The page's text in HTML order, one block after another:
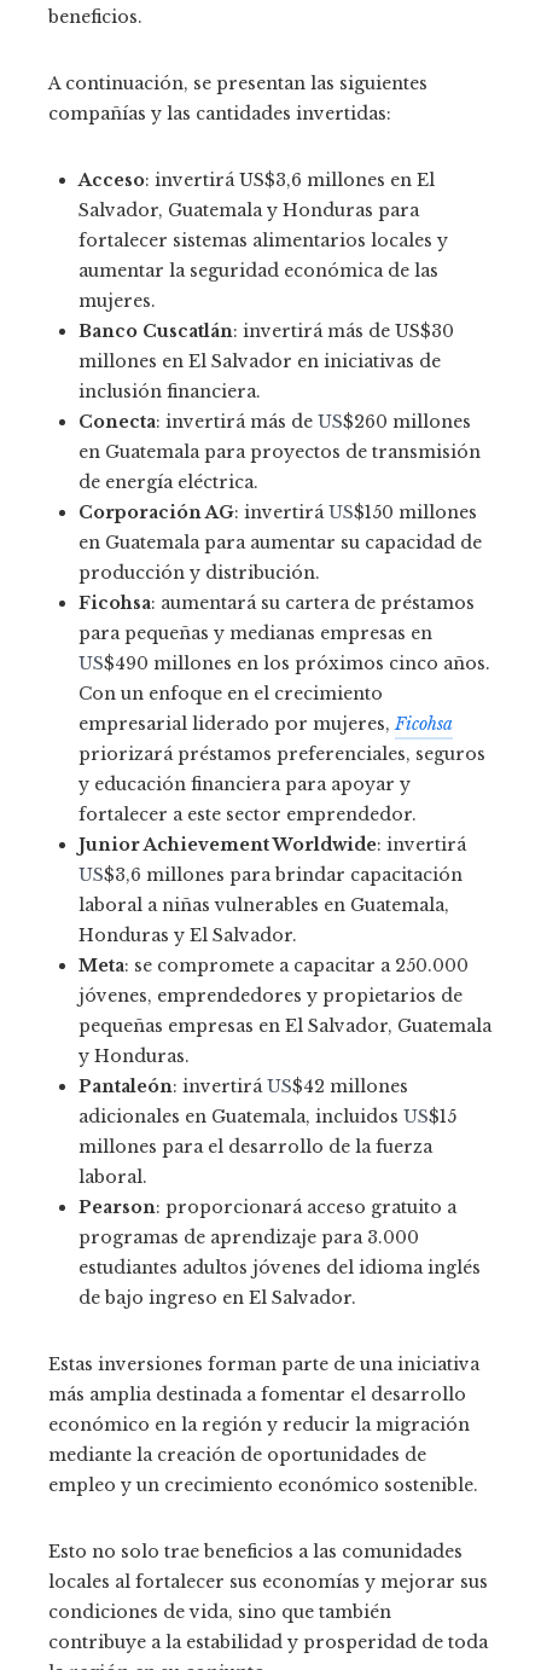
beneficios.
A continuación, se presentan las siguientes
compañías y las cantidades invertidas:
Acceso: invertirá US$3,6 millones en El
Salvador, Guatemala y Honduras para
fortalecer sistemas alimentarios locales y
aumentar la seguridad económica de las
mujeres.
Banco Cuscatlán: invertirá más de US$30
millones en El Salvador en iniciativas de
inclusión financiera.
Conecta: invertirá más de US$260 millones
en Guatemala para proyectos de transmisión
de energía eléctrica.
Corporación AG: invertiráUS$150 millones
en Guatemala para aumentar su capacidad de
producción y distribución.
Ficohsa: aumentará su cartera de préstamos
para pequeñas y medianas empresas en
US$490 millones en los próximos cinco años.
Con un enfoque en el crecimiento
empresarial liderado por mujeres,Ficohsa
priorizará préstamos preferenciales, seguros
y educación financiera para apoyar y
fortalecer a este sector emprendedor.
Junior Achievement Worldwide: invertirá
US$3,6 millones para brindar capacitación
laboral a niñas vulnerables en Guatemala,
Honduras y El Salvador.
Meta: se compromete a capacitar a 250.000
jóvenes, emprendedores y propietarios de
pequeñas empresas en El Salvador, Guatemala
y Honduras.
Pantaleón: invertiráUS$42 millones
adicionales en Guatemala, incluidos US$15
millones para el desarrollo de la fuerza
laboral.
Pearson: proporcionará acceso gratuito a
programas de aprendizaje para 3.000
estudiantes adultos jóvenes del idioma inglés
de bajo ingreso en El Salvador.
Estas inversiones forman parte de una iniciativa
más amplia destinada a fomentar el desarrollo
económico en la región y reducir la migración
mediante la creación de oportunidades de
empleo y un crecimiento económico sostenible.
Esto no solo trae beneficios a las comunidades
locales al fortalecer sus economías y mejorar sus
condiciones de vida, sino que también
contribuye a la estabilidad y prosperidad de toda